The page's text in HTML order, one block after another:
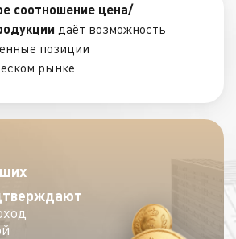
соотношение цена/
даёт возможность
позиции
рынке